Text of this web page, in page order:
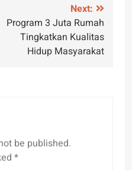
Next:
Program 3 Juta Rumah
Tingkatkan Kualitas
Hidup Masyarakat
be published.
*